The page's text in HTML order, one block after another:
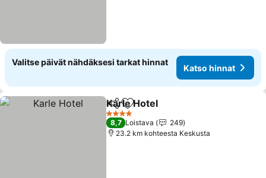
Valitse päivät nähdäksesi tarkat hinnat
Katso hinnat
Jaa Lisää suosikkeihin
Karle Hotel
4 Tähtiluokitus
8,7 Loistava
249
23.2 km kohteesta Keskusta